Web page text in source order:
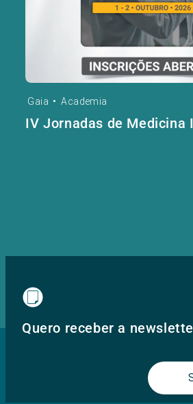
Gaia • Academia
IV Jornadas de Medicina
Quero receber a